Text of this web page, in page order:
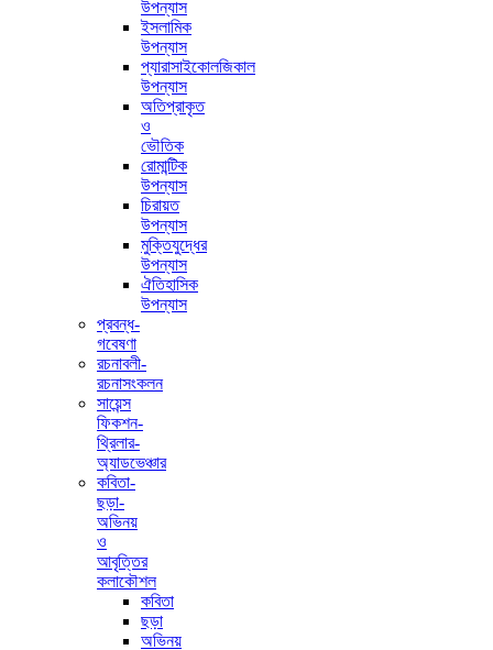
উপন্যাস
ইসলামিক
উপন্যাস
প্যারাসাইকোলজিকাল
উপন্যাস
অতিপ্রাকৃত
ও
ভৌতিক
রোমান্টিক
উপন্যাস
চিরায়ত
উপন্যাস
মুক্তিযুদ্ধের
উপন্যাস
ঐতিহাসিক
উপন্যাস
প্রবন্ধ-
গবেষণা
রচনাবলী-
রচনাসংকলন
সায়েন্স
ফিকশন-
থ্রিলার-
অ্যাডভেঞ্চার
কবিতা-
ছড়া-
অভিনয়
ও
আবৃত্তির
কলাকৌশল
কবিতা
ছড়া
অভিনয়